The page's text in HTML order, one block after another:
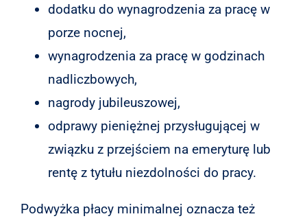
dodatku do wynagrodzenia za pracę w
porze nocnej,
wynagrodzenia za pracę w godzinach
nadliczbowych,
nagrody jubileuszowej,
odprawy pieniężnej przysługującej w
związku z przejściem na emeryturę lub
rentę z tytułu niezdolności do pracy.
Podwyżka płacy minimalnej oznacza też